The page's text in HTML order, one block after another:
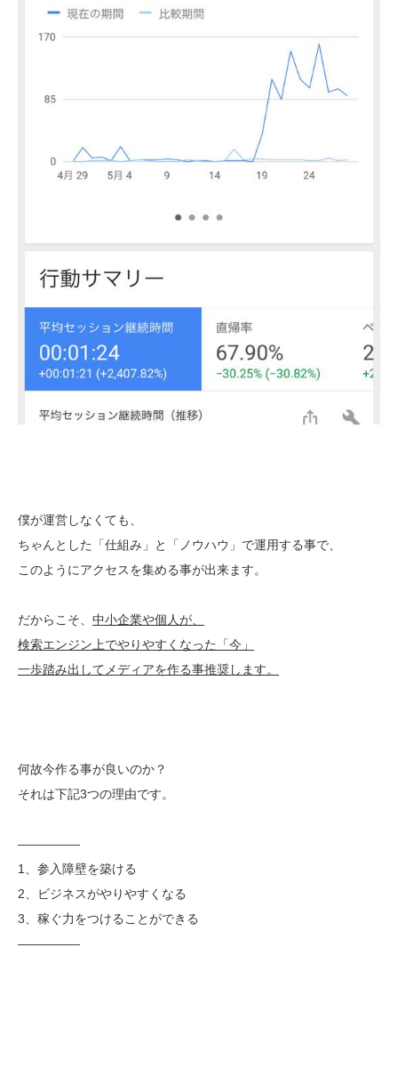
僕が運営しなくても、
ちゃんとした「仕組み」と「ノウハウ」で運用する事で、
このようにアクセスを集める事が出来ます。
だからこそ、 中小企業や個人が、
検索エンジン上でやりやすくなった「今」
一歩踏み出してメディアを作る事推奨します。
何故今作る事が良いのか？
それは下記3つの理由です。
—————
1、参入障壁を築ける
2、ビジネスがやりやすくなる
3、稼ぐ力をつけることができる
—————